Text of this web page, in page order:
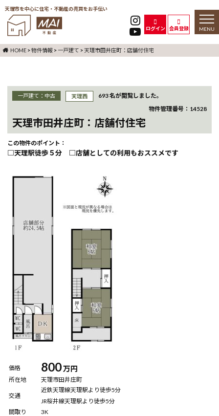
天理市を中心に住宅・不動産の売買をお手伝い
ログイン 会員登録
toggle
HOME >物件情報 > 一戸建て >天理市田井庄町：店舗付住宅
一戸建て：中古 天理西
693 名が閲覧しました。
物件管理番号：14528
天理市田井庄町：店舗付住宅
□天理駅徒歩５分 □店舗としての利用もおススメです
価格 800
所在地 天理市田井庄町
交通
近鉄天理線天理駅より徒歩5分
JR桜井線天理駅より徒歩5分
間取り
3K